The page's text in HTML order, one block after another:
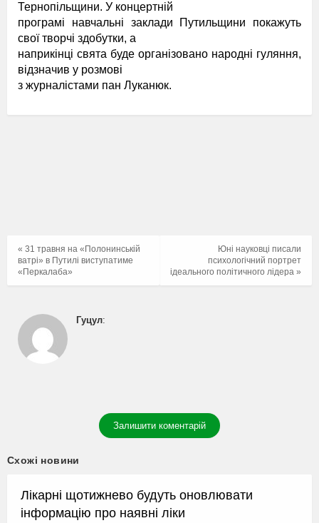
Тернопільщини. У концертній
програмі навчальні заклади Путильщини покажуть
свої творчі здобутки, а
наприкінці свята буде організовано народні гуляння,
відзначив у розмові
з журналістами пан Луканюк.
Юні науковці писали
психологічний портрет
ідеального політичного лідера »
« 31 травня на «Полонинській
ватрі» в Путилі виступатиме
«Перкалаба»
Гуцул:
Залишити коментарій
Схожі новини
Лікарні щотижнево будуть оновлювати
інформацію про наявні ліки